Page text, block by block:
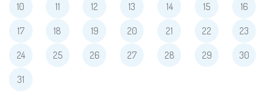
10 11 12 13 14 15 16
17 18 19 20 21 22 23
24 25 26 27 28 29 30
31